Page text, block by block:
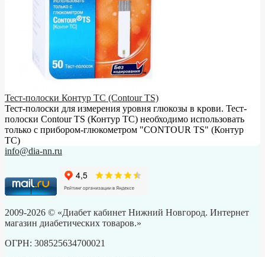
Тест-полоски Контур ТС (Contour TS)
Тест-полоски для измерения уровня глюкозы в крови. Тест-
полоски Contour TS (Контур ТС) необходимо использовать
только с прибором-глюкометром "CONTOUR TS" (Контур
ТС)
info@dia-nn.ru
2009-2026 © «Диабет кабинет Нижний Новгород. Интернет
магазин диабетических товаров.»
ОГРН: 308525634700021